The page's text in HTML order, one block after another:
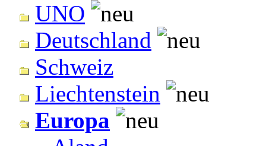
UNO
Deutschland
Schweiz
Liechtenstein
Europa